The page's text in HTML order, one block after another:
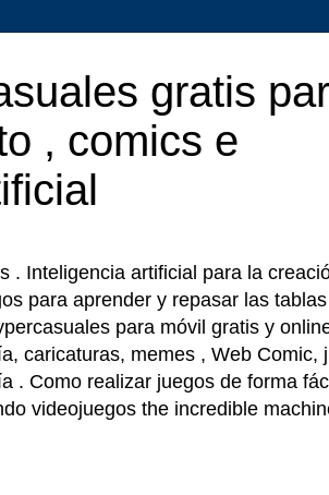
gratis
, comics e
. Inteligencia artificial para la
para aprender y repasar las
para móvil gratis y
caricaturas, memes , Web Comic,
. Como realizar juegos de forma
videojuegos the incredible